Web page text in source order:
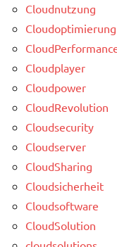
Cloudnutzung
Cloudoptimierung
Cloudplayer
Cloudpower
CloudRevolution
Cloudsecurity
Cloudserver
CloudSharing
Cloudsicherheit
Cloudsoftware
CloudSolution